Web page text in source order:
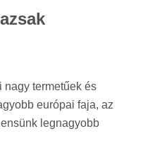
nagy termetűek és
európai faja, az
legnagyobb